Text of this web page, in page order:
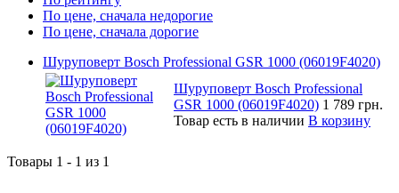
По цене, сначала недорогие
По цене, сначала дорогие
Шуруповерт Bosch Professional GSR 1000 (06019F4020)
Шуруповерт Bosch Professional
GSR 1000 (06019F4020) 1 789 грн.
Товар есть в наличии В корзину
Товары 1 - 1 из 1